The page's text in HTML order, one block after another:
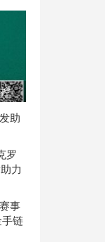
助
罗
力
事
手链